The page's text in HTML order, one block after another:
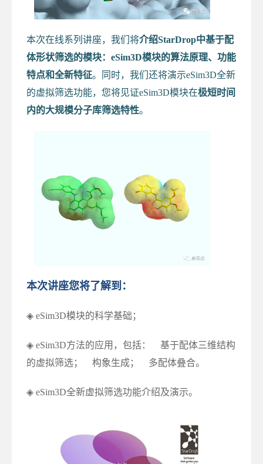
本次在线系列讲座，我们将介绍StarDrop中基于配
体形状筛选的模块：eSim3D模块的算法原理、功能
特点和全新特征。同时，我们还将演示eSim3D全新
的虚拟筛选功能，您将见证eSim3D模块在极短时间
内的大规模分子库筛选特性。
本次讲座您将了解到：
◈ eSim3D模块的科学基础；
◈ eSim3D方法的应用，包括： 基于配体三维结构
的虚拟筛选； 构象生成； 多配体叠合。
◈ eSim3D全新虚拟筛选功能介绍及演示。